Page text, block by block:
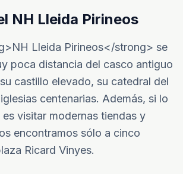
NH Lleida Pirineos
Lleida Pirineos</strong> se
poca distancia del casco antiguo
castillo elevado, su catedral del
centenarias. Además, si lo
visitar modernas tiendas y
encontramos sólo a cinco
Ricard Vinyes.